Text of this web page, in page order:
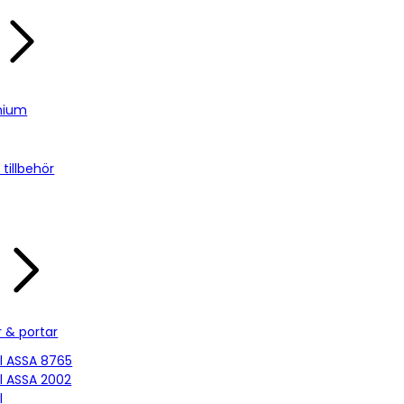
tillbehör
& portar
8765
2002